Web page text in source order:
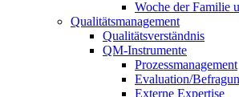
Woche der Familie
Qualitätsmanagement
Qualitätsverständnis
QM-Instrumente
Prozessmanagement
Evaluation/
Externe Expertise